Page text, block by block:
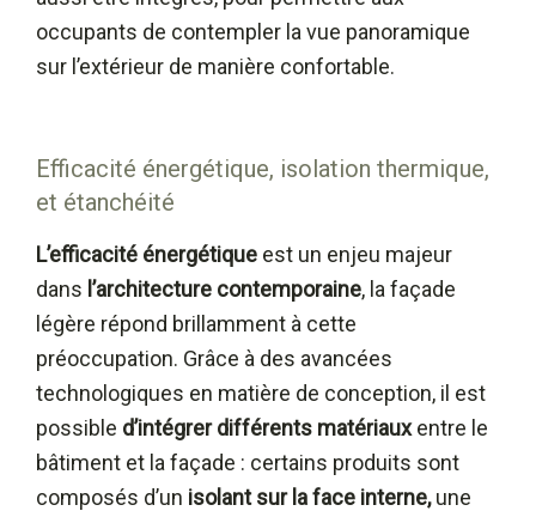
occupants de contempler la vue panoramique
sur l’extérieur de manière confortable.
Efficacité énergétique, isolation thermique,
et étanchéité
L’efficacité énergétique est un enjeu majeur
dans l’architecture contemporaine, la façade
légère répond brillamment à cette
préoccupation. Grâce à des avancées
technologiques en matière de conception, il est
possible d’intégrer différents matériauxentre le
bâtiment et la façade : certains produits sont
composés d’un isolant sur la face interne,une